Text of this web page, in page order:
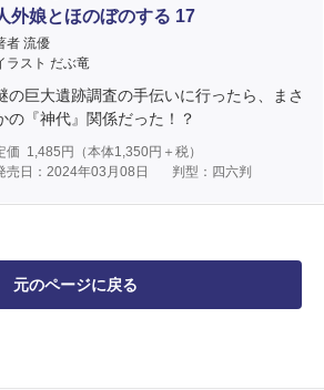
外娘とほのぼのする 17
者 流優
ラスト だぶ竜
の巨大遺跡調査の手伝いに行ったら、まさ
の『神代』関係だった！？
価 1,485 円（本体1,350円＋税）
売日：2024年03月08日
判型：四六判
元のページに戻る